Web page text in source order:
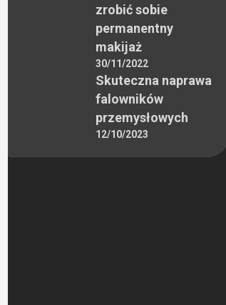
zrobić sobie
permanentny
makijaż
30/11/2022
Skuteczna naprawa
falowników
przemysłowych
12/10/2023